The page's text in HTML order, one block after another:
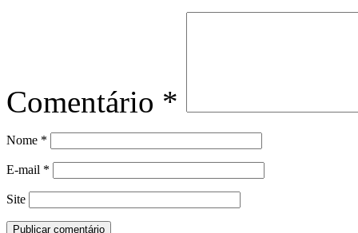
Comentário *
Nome *
E-mail *
Site